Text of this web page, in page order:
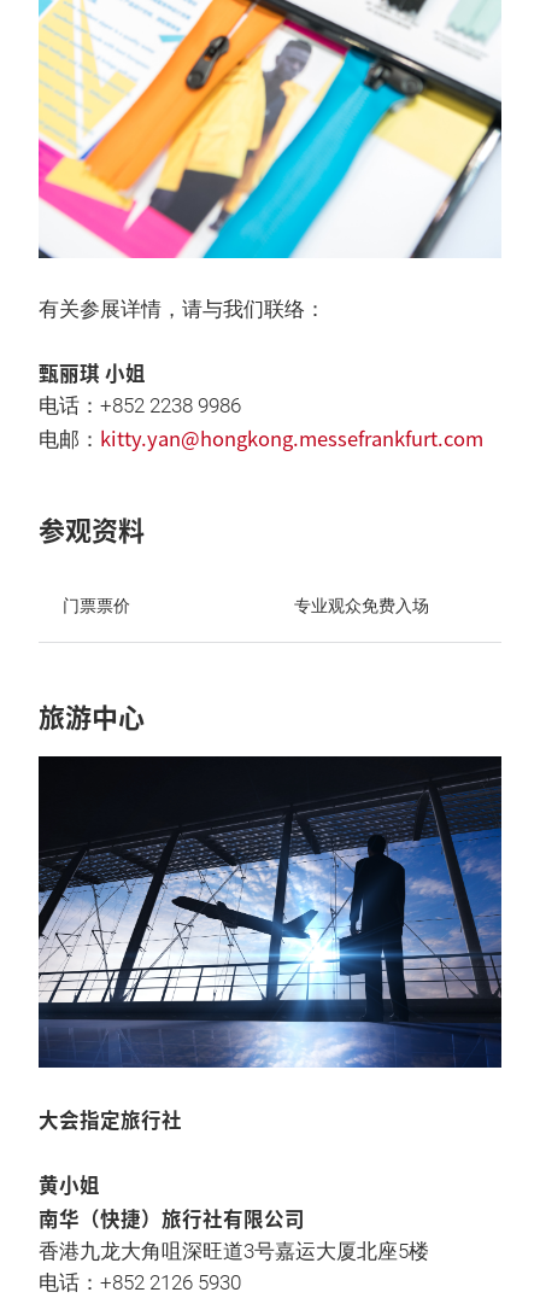
有关参展详情，请与我们联络：
甄丽琪 小姐
电话：+852 2238 9986
电邮： kitty.yan@hongkong.messefrankfurt.com
参观资料
门票票价 专业观众免费入场
旅游中心
大会指定旅行社
黄小姐
南华（快捷）旅行社有限公司
香港九龙大角咀深旺道3号嘉运大厦北座5楼
电话：+852 2126 5930